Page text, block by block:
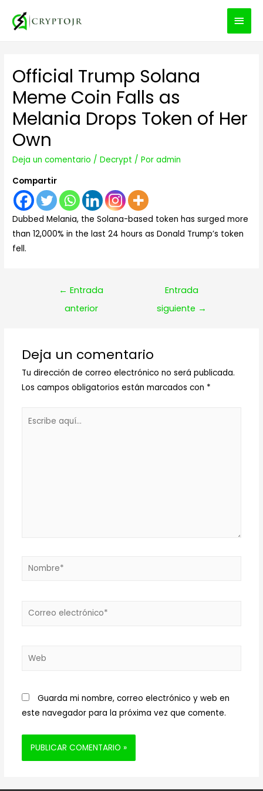
Official Trump Solana
Meme Coin Falls as
Melania Drops Token of Her
Own
Deja un comentario /Decrypt / Poradmin
Compartir
Dubbed Melania, the Solana-based token has surged more
than 12,000% in the last 24 hours as Donald Trump’s token
fell.
Navegación
← Entrada
anterior
Entrada
siguiente →
Deja un comentario
Tu dirección de correo electrónico no será publicada.
Los campos obligatorios están marcados con *
Nombre*
Correo
Web
Guarda mi nombre, correo electrónico y web en
este navegador para la próxima vez que comente.